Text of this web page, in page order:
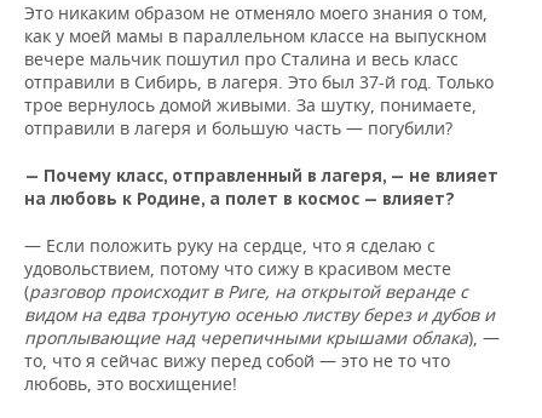
Это никаким образом не отменяло моего знания о том,
как у моей мамы в параллельном классе на выпускном
вечере мальчик пошутил про Сталина и весь класс
отправили в Сибирь, в лагеря. Это был 37-й год. Только
трое вернулось домой живыми. За шутку, понимаете,
отправили в лагеря и большую часть — погубили?
— Почему класс, отправленный в лагеря, — не влияет
на любовь к Родине, а полет в космос — влияет?
— Если положить руку на сердце, что я сделаю с
удовольствием, потому что сижу в красивом месте
(разговор происходит в Риге, на открытой веранде с
видом на едва тронутую осенью листву берез и дубов и
проплывающие над черепичными крышами облака), —
то, что я сейчас вижу перед собой — это не то что
любовь, это восхищение!